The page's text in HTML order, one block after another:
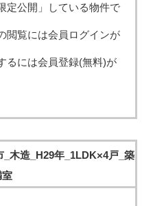
定公開」している物件で
閲覧には会員ログインが
るには会員登録(無料)が
_木造_H29年_1LDK×4戸_築
室